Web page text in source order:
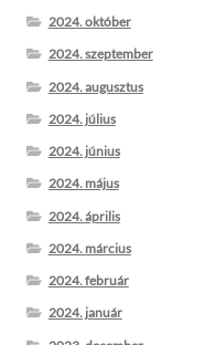
2024. október
2024. szeptember
2024. augusztus
2024. július
2024. június
2024. május
2024. április
2024. március
2024. február
2024. január